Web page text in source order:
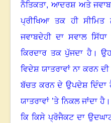
ਨੈਤਿਕਤਾ, ਆਦਰਸ਼ ਅਤੇ
ਪ੍ਰੀਖਿਆ ਤਕ ਹੀ ਸੀਮਿਤ
ਜਵਾਬਦੇਹੀ ਦਾ ਸਵਾਲ
ਕਿਰਦਾਰ ਤਕ ਪੁੱਜਦਾ ਹੈ।
ਵਿਦੇਸ਼ ਯਾਤਰਾਵਾਂ ਨਾ ਕਰਨ
ਬੱਚਤ ਕਰਨ ਦੇ ਉਪਦੇਸ਼ ਦਿੰਦਾ
ਯਾਤਰਾਵਾਂ ’ਤੇ ਨਿਕਲ ਜਾਂਦਾ ਹੈ ।
ਕਿ ਕਿਸੇ ਪ੍ਰੋਜੈਕਟ ਦਾ